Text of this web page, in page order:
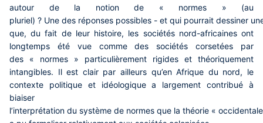
autour de la notion de « normes » (au
pluriel) ? Une des réponses possibles - et qui pourrait dessiner
que, du fait de leur histoire, les sociétés nord-africaines ont
longtemps été vue comme des sociétés corsetées par
des « normes » particulièrement rigides et théoriquement
intangibles. Il est clair par ailleurs qu’en Afrique du nord, le
contexte politique et idéologique a largement contribué à
biaiser
l’interprétation du système de normes que la théorie «